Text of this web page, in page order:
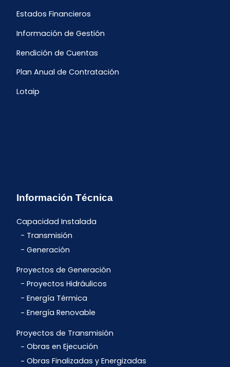
Estados Financieros
Información de Gestión
Rendición de Cuentas
Plan Anual de Contratación
Lotaip
Información Técnica
Capacidad Instalada
Transmisión
Generación
Proyectos de Generación
Proyectos Hidráulicos
Energía Térmica
Energía Renovable
Proyectos de Transmisión
Obras en Ejecución
Obras Finalizadas y Energizadas